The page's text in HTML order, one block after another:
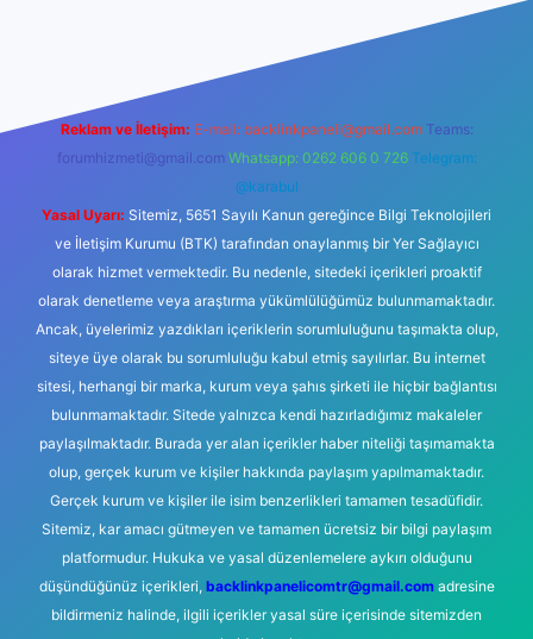
Reklam ve İletişim: E-mail: backlinkpaneli@gmail.com Teams:
forumhizmeti@gmail.com Whatsapp: 0262 606 0 726 Telegram:
@karabul
Yasal Uyarı: Sitemiz, 5651 Sayılı Kanun gereğince Bilgi Teknolojileri
ve İletişim Kurumu (BTK) tarafından onaylanmış bir Yer Sağlayıcı
olarak hizmet vermektedir. Bu nedenle, sitedeki içerikleri proaktif
olarak denetleme veya araştırma yükümlülüğümüz bulunmamaktadır.
Ancak, üyelerimiz yazdıkları içeriklerin sorumluluğunu taşımakta olup,
siteye üye olarak bu sorumluluğu kabul etmiş sayılırlar. Bu internet
sitesi, herhangi bir marka, kurum veya şahıs şirketi ile hiçbir bağlantısı
bulunmamaktadır. Sitede yalnızca kendi hazırladığımız makaleler
paylaşılmaktadır. Burada yer alan içerikler haber niteliği taşımamakta
olup, gerçek kurum ve kişiler hakkında paylaşım yapılmamaktadır.
Gerçek kurum ve kişiler ile isim benzerlikleri tamamen tesadüfidir.
Sitemiz, kar amacı gütmeyen ve tamamen ücretsiz bir bilgi paylaşım
platformudur. Hukuka ve yasal düzenlemelere aykırı olduğunu
düşündüğünüz içerikleri, backlinkpanelicomtr@gmail.comadresine
bildirmeniz halinde, ilgili içerikler yasal süre içerisinde sitemizden